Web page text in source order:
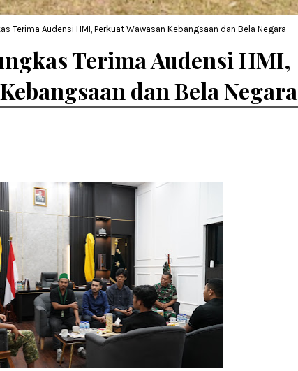
Terima Audensi HMI, Perkuat Wawasan Kebangsaan dan Bela Negara
Terima Audensi HMI,
dan Bela Negara